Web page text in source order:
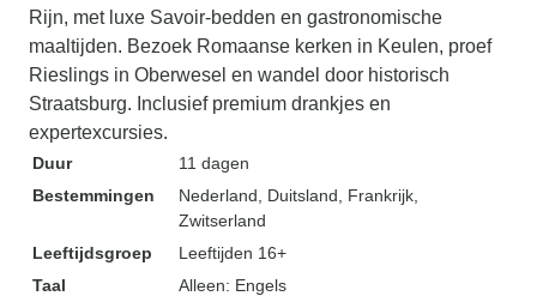
Rijn, met luxe Savoir-bedden en gastronomische
maaltijden. Bezoek Romaanse kerken in Keulen, proef
Rieslings in Oberwesel en wandel door historisch
Straatsburg. Inclusief premium drankjes en
expertexcursies.
Duur
11 dagen
Bestemmingen
Nederland , Duitsland , Frankrijk
Zwitserland
Leeftijdsgroep
Leeftijden 16+
Taal
Alleen: Engels